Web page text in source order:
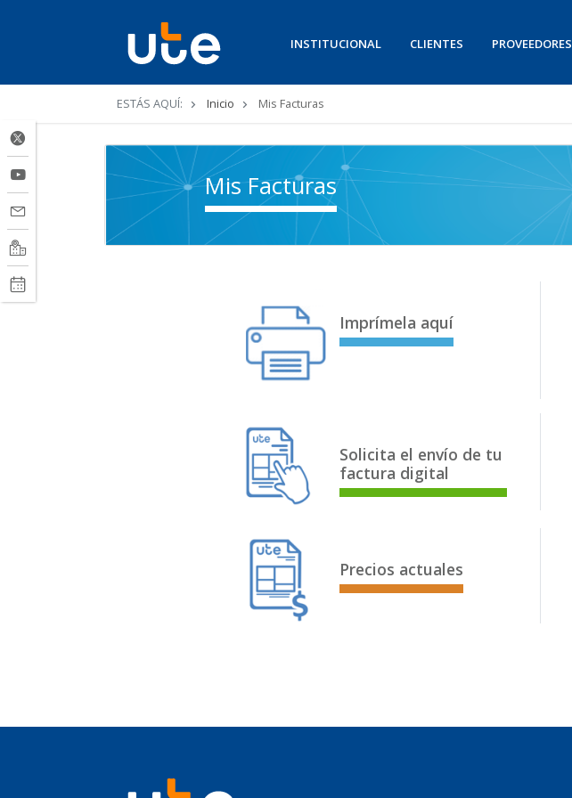
INSTITUCIONAL CLIENTES PROVEEDORES
Ruta
de
navegación
ESTÁS AQUÍ: Inicio Mis Facturas
Mis Facturas
Imprímela aquí
Solicita el envío de tu
factura digital
Precios actuales